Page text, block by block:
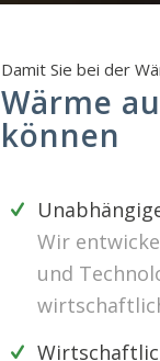
Damit Sie bei der
Wärme
können
Wir
und